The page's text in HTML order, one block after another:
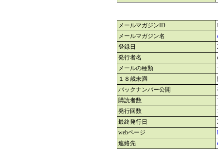
メールマガジンID
メールマガジン名
登録日
発行者名
メールの種類
１８歳未満
バックナンバー公開
購読者数
発行回数
最終発行日
webページ
連絡先